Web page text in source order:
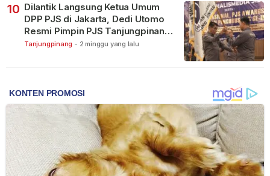
10 Dilantik Langsung Ketua Umum
DPP PJS di Jakarta, Dedi Utomo
Resmi Pimpin PJS Tanjungpinang-
Bintan
Tanjungpinang - 2 minggu yang lalu